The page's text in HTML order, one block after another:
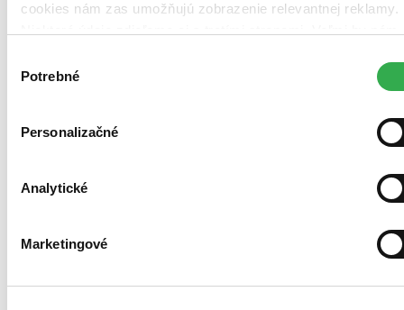
cookies nám zas umožňujú zobrazenie relevantnej reklamy.
Ďakujeme!
súhlasu
Potrebné
Personalizačné
Analytické
Marketingové